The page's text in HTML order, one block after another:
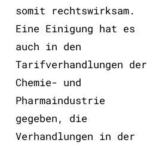
somit rechtswirksam.
Eine Einigung hat es
auch in den
Tarifverhandlungen der
Chemie- und
Pharmaindustrie
gegeben, die
Verhandlungen in der